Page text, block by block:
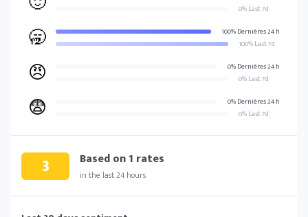
0% Last 7d
🥱
100% Dernières 24 h
100% Last 7d
😠
0% Dernières 24 h
0% Last 7d
😨
0% Dernières 24 h
0% Last 7d
3 Based on1 rates
in the last 24 hours